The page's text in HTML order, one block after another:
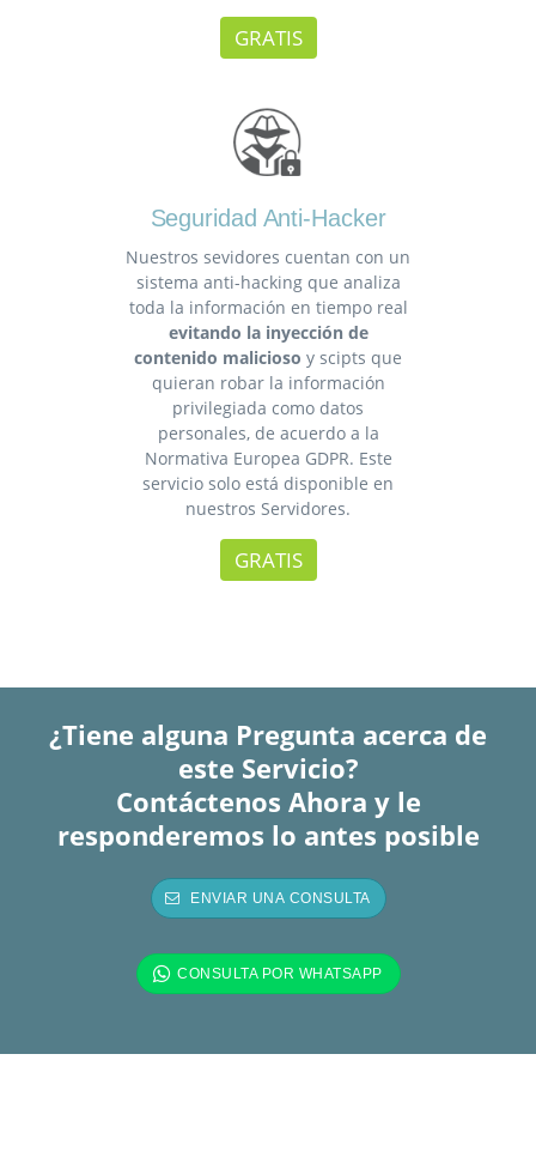
GRATIS
Seguridad Anti-Hacker
Nuestros sevidores cuentan con un
sistema anti-hacking que analiza
toda la información en tiempo real
evitando la inyección de
contenido malicioso y scipts que
quieran robar la información
privilegiada como datos
personales, de acuerdo a la
Normativa Europea GDPR. Este
servicio solo está disponible en
nuestros Servidores.
GRATIS
¿Tiene alguna Pregunta acerca de
este Servicio?
Contáctenos Ahora y le
responderemos lo antes posible